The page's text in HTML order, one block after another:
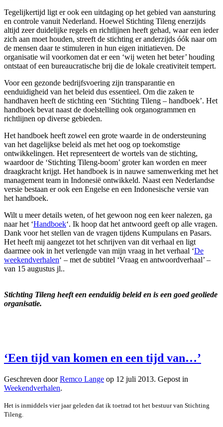
Tegelijkertijd ligt er ook een uitdaging op het gebied van aansturing
en controle vanuit Nederland. Hoewel Stichting Tileng enerzijds
altijd zeer duidelijke regels en richtlijnen heeft gehad, waar een ieder
zich aan moet houden, streeft de stichting er anderzijds óók naar om
de mensen daar te stimuleren in hun eigen initiatieven. De
organisatie wil voorkomen dat er een ‘wij weten het beter’ houding
ontstaat of een bureaucratische brij die de lokale creativiteit tempert.
Voor een gezonde bedrijfsvoering zijn transparantie en
eenduidigheid van het beleid dus essentieel. Om die zaken te
handhaven heeft de stichting een ‘Stichting Tileng – handboek’. Het
handboek bevat naast de doelstelling ook organogrammen en
richtlijnen op diverse gebieden.
Het handboek heeft zowel een grote waarde in de ondersteuning
van het dagelijkse beleid als met het oog op toekomstige
ontwikkelingen. Het representeert de wortels van de stichting,
waardoor de ‘Stichting Tileng-boom’ groter kan worden en meer
draagkracht krijgt. Het handboek is in nauwe samenwerking met het
management team in Indonesië ontwikkeld. Naast een Nederlandse
versie bestaan er ook een Engelse en een Indonesische versie van
het handboek.
Wilt u meer details weten, of het gewoon nog een keer nalezen, ga
naar het ‘Handboek‘. Ik hoop dat het antwoord geeft op alle vragen.
Dank voor het stellen van de vragen tijdens Kumpulans en Pasars.
Het heeft mij aangezet tot het schrijven van dit verhaal en ligt
daarmee ook in het verlengde van mijn vraag in het verhaal ‘De
weekendverhalen‘ – met de subtitel ‘Vraag en antwoordverhaal’ –
van 15 augustus jl..
Stichting Tileng heeft een eenduidig beleid en is een goed geoliede
organisatie.
‘Een tijd van komen en een tijd van…’
Geschreven doorRemco Lange op 12 juli 2013. Gepost in
Weekendverhalen.
Het is inmiddels vier jaar geleden dat ik toetrad tot het bestuur van Stichting
Tileng.